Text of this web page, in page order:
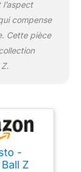
compense
Cette pièce
-
Z